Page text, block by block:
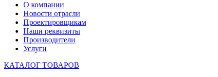
О компании
Новости отрасли
Проектировщикам
Наши реквизиты
Производители
Услуги
КАТАЛОГ ТОВАРОВ